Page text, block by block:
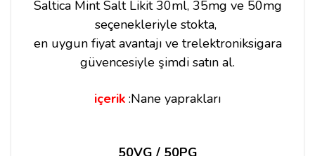
Saltica Mint Salt Likit 30ml, 35mg ve 50mg
seçenekleriyle stokta,
en uygun fiyat avantajı ve trelektroniksigara
güvencesiyle şimdi satın al.
içerik :Nane yaprakları
50VG / 50PG